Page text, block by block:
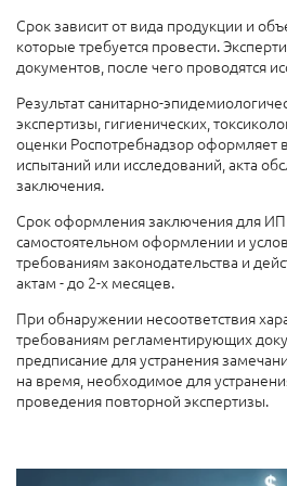
Срок зависит от вида продукции и
которые требуется провести.
документов, после чего проводятся
Результат санитарно-
экспертизы, гигиенических,
оценки Роспотребнадзор оформляет
испытаний или исследований, акта
заключения.
Срок оформления заключения для
самостоятельном оформлении и
требованиям законодательства и
актам - до 2-х месяцев.
При обнаружении несоответствия
требованиям регламентирующих
предписание для устранения
на время, необходимое для
проведения повторной экспертизы.